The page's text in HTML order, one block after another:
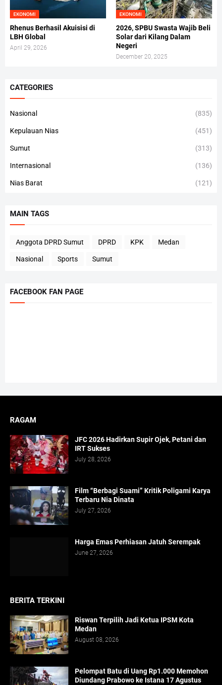
EKONOMI
Rhenus Berhasil Akuisisi di
LBH Global
April 29, 2026
EKONOMI
2026, SPBU Swasta Wajib Beli
Solar dari Kilang Dalam
Negeri
December 20, 2025
CATEGORIES
Nasional (835)
Kepulauan Nias (451)
Sumut (313)
Internasional (136)
Nias Barat (121)
MAIN TAGS
Anggota DPRD Sumut DPRD KPK Medan
Nasional Sports Sumut
FACEBOOK FAN PAGE
RAGAM
JFC 2026 Hadirkan Supir Ojek, Petani dan
IRT Sukses
July 28, 2026
Film “Berbagi Suami” Kritik Poligami Karya
Terbaru Nia Dinata
July 27, 2026
Harga Emas Perhiasan Jatuh Serempak
June 27, 2026
BERITA TERKINI
Riswan Terpilih Jadi Ketua IPSM Kota
Medan
August 08, 2026
Pelompat Batu di Uang Rp1.000 Memohon
Diundang Prabowo ke Istana 17 Agustus